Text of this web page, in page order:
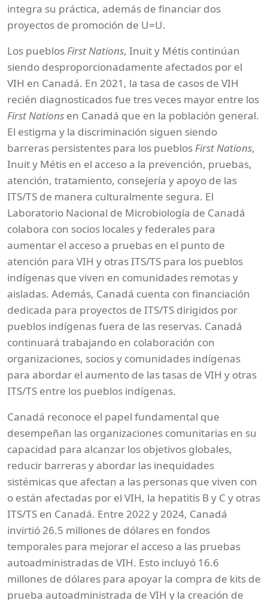
integra su práctica, además de financiar dos
proyectos de promoción de U=U.
Los pueblos First Nations, Inuit y Métis continúan
siendo desproporcionadamente afectados por el
VIH en Canadá. En 2021, la tasa de casos de VIH
recién diagnosticados fue tres veces mayor entre los
First Nations en Canadá que en la población general.
El estigma y la discriminación siguen siendo
barreras persistentes para los pueblos First Nations,
Inuit y Métis en el acceso a la prevención, pruebas,
atención, tratamiento, consejería y apoyo de las
ITS/TS de manera culturalmente segura. El
Laboratorio Nacional de Microbiología de Canadá
colabora con socios locales y federales para
aumentar el acceso a pruebas en el punto de
atención para VIH y otras ITS/TS para los pueblos
indígenas que viven en comunidades remotas y
aisladas. Además, Canadá cuenta con financiación
dedicada para proyectos de ITS/TS dirigidos por
pueblos indígenas fuera de las reservas. Canadá
continuará trabajando en colaboración con
organizaciones, socios y comunidades indígenas
para abordar el aumento de las tasas de VIH y otras
ITS/TS entre los pueblos indígenas.
Canadá reconoce el papel fundamental que
desempeñan las organizaciones comunitarias en su
capacidad para alcanzar los objetivos globales,
reducir barreras y abordar las inequidades
sistémicas que afectan a las personas que viven con
o están afectadas por el VIH, la hepatitis B y C y otras
ITS/TS en Canadá. Entre 2022 y 2024, Canadá
invirtió 26.5 millones de dólares en fondos
temporales para mejorar el acceso a las pruebas
autoadministradas de VIH. Esto incluyó 16.6
millones de dólares para apoyar la compra de kits de
prueba autoadministrada de VIH y la creación de